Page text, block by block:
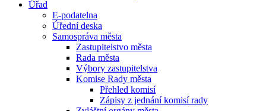
Úřad
E-podatelna
Úřední deska
Samospráva města
Zastupitelstvo města
Rada města
Výbory zastupitelstva
Komise Rady města
Přehled komisí
Zápisy z jednání komisí rady